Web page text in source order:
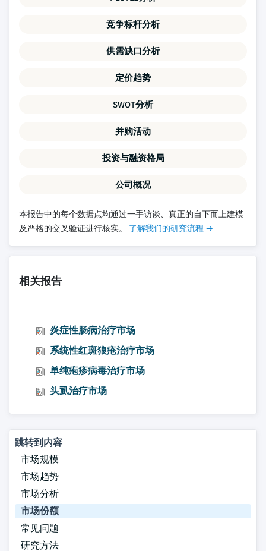
竞争标杆分析
供需缺口分析
定价趋势
SWOT分析
并购活动
投资与融资格局
公司概况
本报告中的每个数据点均通过一手访谈、真正的自下而上建模
及严格的交叉验证进行核实。 了解我们的研究流程 →
相关报告
炎症性肠病治疗市场
系统性红斑狼疮治疗市场
单纯疱疹病毒治疗市场
头虱治疗市场
跳转到内容
市场规模
市场趋势
市场分析
市场份额
常见问题
研究方法